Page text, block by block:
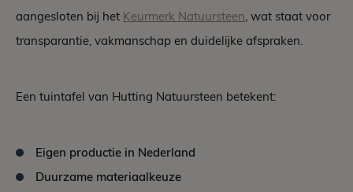
aangesloten bij het Keurmerk Natuursteen , wat staat voor
transparantie, vakmanschap en duidelijke afspraken.
Een tuintafel van Hutting Natuursteen betekent:
Eigen productie in Nederland
Duurzame materiaalkeuze